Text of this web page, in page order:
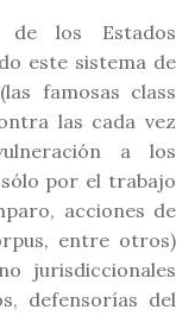
los Estados
este sistema de
famosas class
las cada vez
a los
por el trabajo
acciones de
entre otros)
jurisdiccionales
defensorías del